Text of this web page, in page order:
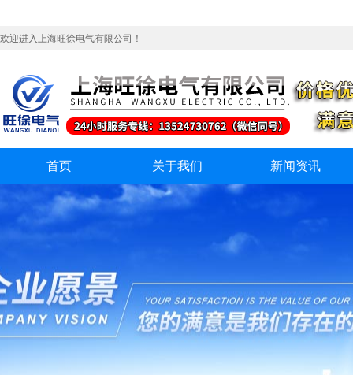
欢迎进入上海旺徐电气有限公司！
首页 关于我们 新闻资讯